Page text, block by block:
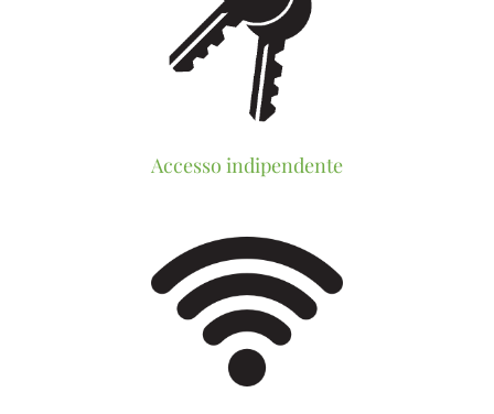
Accesso indipendente